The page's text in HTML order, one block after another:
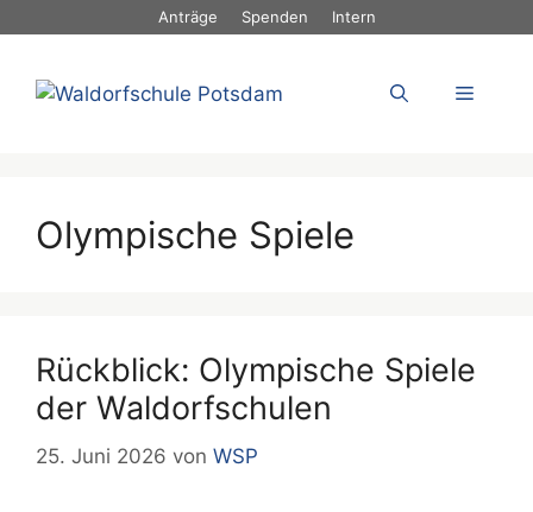
Anträge Spenden Intern
Menü
Olympische Spiele
Rückblick: Olympische Spiele
der Waldorfschulen
25. Juni 2026 von WSP